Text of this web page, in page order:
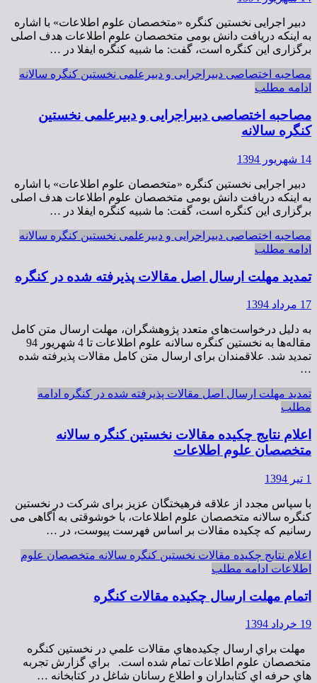
دبیر اجرایی نخستین کنگره «متخصصان علوم اطلاعات» با اشاره
به اینکه دریافت دانش بومی متخصصان علوم اطلاعات هدف اصلی
برگزاری این کنگره است، گفت: ما شبیه کنگره ایفلا در …
مصاحبه اختصاصی دبیراجرایی و دبیرعلمی نخستین کنگره سالانه
ادامه مطلب
مصاحبه اختصاصی دبیراجرایی و دبیرعلمی نخستین
کنگره سالانه
14 شهریور 1394
دبیر اجرایی نخستین کنگره «متخصصان علوم اطلاعات» با اشاره
به اینکه دریافت دانش بومی متخصصان علوم اطلاعات هدف اصلی
برگزاری این کنگره است، گفت: ما شبیه کنگره ایفلا در …
مصاحبه اختصاصی دبیراجرایی و دبیرعلمی نخستین کنگره سالانه
ادامه مطلب
تمدید مهلت ارسال اصل مقالات پذیرفته شده در کنگره
17 مرداد 1394
به دلیل درخواست‌های متعدد پژوهشگران، مهلت ارسال متن کامل
مقاله‌ها به نخستین کنگره سالانه علوم اطلاعات تا 4 شهریور 94
تمدید شد. علاقمندان برای ارسال متن کامل مقالات پذیرفته شده
…
تمدید مهلت ارسال اصل مقالات پذیرفته شده در کنگره ادامه
مطلب
اعلام نتایج چکیده مقالات نخستین کنگره سالانه
متخصصان علوم اطلاعات
1 تیر 1394
با سپاس مجدد از علاقه فرهیختگان عزیز برای شرکت در نخستین
کنگره سالانه متخصصان علوم اطلاعات، با خوشوقتی به آگاهی می
رسانیم که چکیده مقالات بر اساس فهرست پیوست، در …
اعلام نتایج چکیده مقالات نخستین کنگره سالانه متخصصان علوم
اطلاعات ادامه مطلب
اتمام مهلت ارسال چکیده مقالات کنگره
19 خرداد 1394
مهلت براي ارسال چكيده‌هاي مقالات علمي در نخستین کنگره
متخصصان علوم اطلاعات تمام شده است. براي گزارش تجربه
هاي حرفه اي كتابداران و اطلاع رسانان شاغل در كتابخانه …